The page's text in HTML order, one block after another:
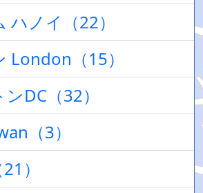
ハノイ（22）
London（15）
DC（32）
（3）
）